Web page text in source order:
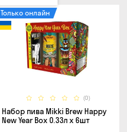
(0)
Только онлайн
Набор пива Mikki Brew Happy
New Year Box 0.33л x 6шт